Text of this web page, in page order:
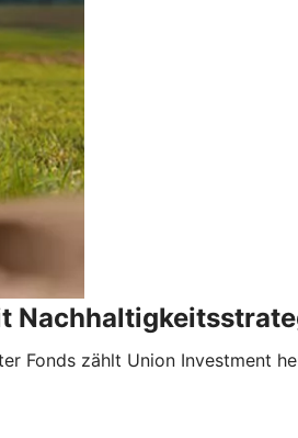
Fonds zählt Union Investment